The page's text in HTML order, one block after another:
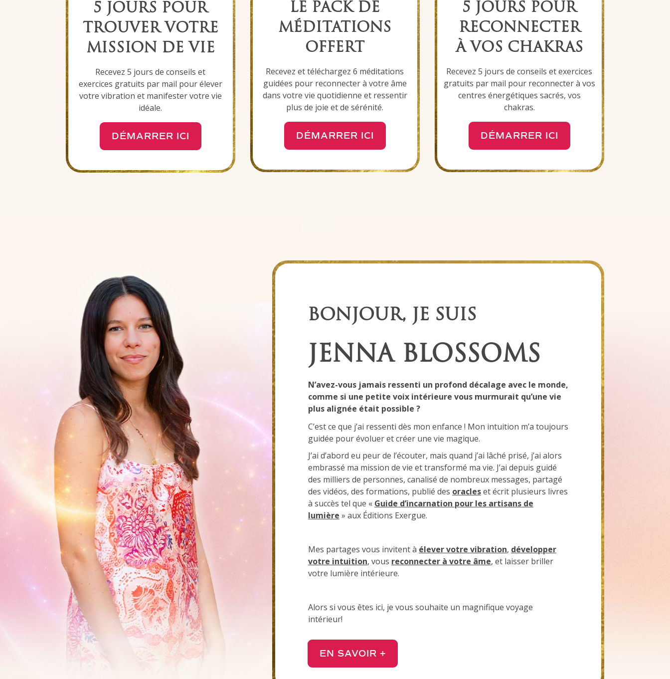
5 JOURS POUR
TROUVER VOTRE
MISSION DE VIE
Recevez 5 jours de conseils et
exercices gratuits par mail pour élever
votre vibration et manifester votre vie
idéale.
DÉMARRER ICI
LE PACK DE
MÉDITATIONS
OFFERT
Recevez et téléchargez 6 méditations
guidées pour reconnecter à votre âme
dans votre vie quotidienne et ressentir
plus de joie et de sérénité.
DÉMARRER ICI
5 JOURS POUR
RECONNECTER
À VOS CHAKRAS
Recevez 5 jours de conseils et exercices
gratuits par mail pour reconnecter à vos
centres énergétiques sacrés, vos
chakras.
DÉMARRER ICI
BONJOUR, JE SUIS
JENNA BLOSSOMS
N’avez-vous jamais ressenti un profond décalage avec le monde,
comme si une petite voix intérieure vous murmurait qu’une vie
plus alignée était possible ?
C’est ce que j’ai ressenti dès mon enfance ! Mon intuition m’a toujours
guidée pour évoluer et créer une vie magique.
J’ai d’abord eu peur de l’écouter, mais quand j’ai lâché prisé, j’ai alors
embrassé ma mission de vie et transformé ma vie. J’ai depuis guidé
des milliers de personnes, canalisé de nombreux messages, partagé
des vidéos, des formations, publié des oracleset écrit plusieurs livres
à succès tel que « Guide d’incarnation pour les artisans de
lumière » aux Éditions Exergue.
Mes partages vous invitent à élever votre vibration, développer
votre intuition, vous reconnecter à votre âme, et laisser briller
votre lumière intérieure.
Alors si vous êtes ici, je vous souhaite un magnifique voyage
intérieur!
EN SAVOIR +